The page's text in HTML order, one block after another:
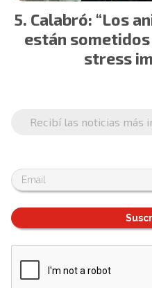
Calabró: “Los
están
stress
Recibí las noticias más